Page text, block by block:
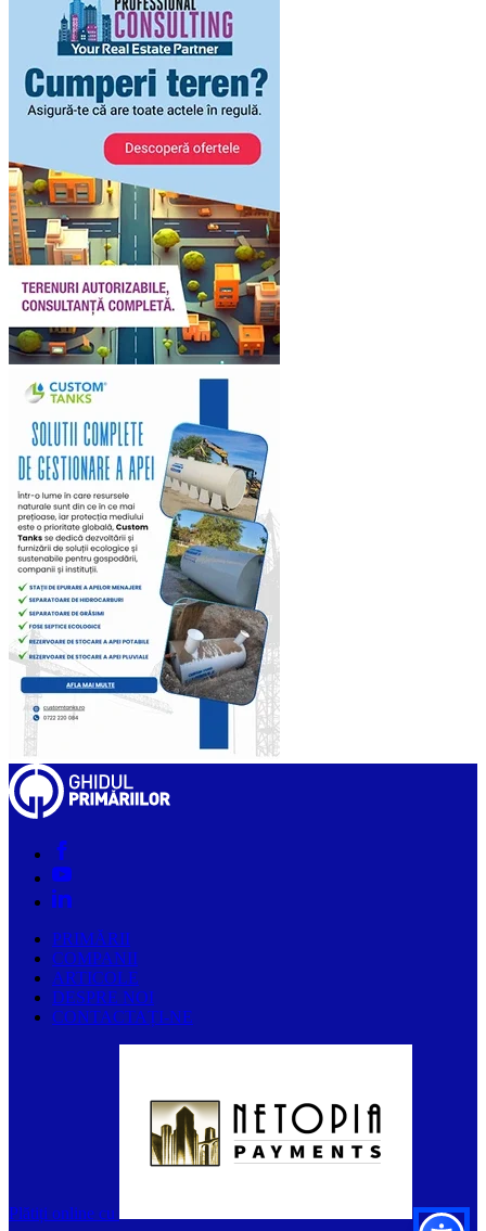
PRIMĂRII
COMPANII
ARTICOLE
DESPRE NOI
CONTACTAȚI-NE
Plătiți online cu